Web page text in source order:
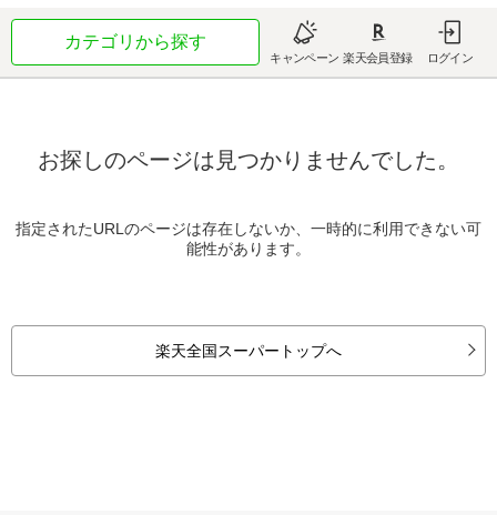
カテゴリから探す
キャンペーン 楽天会員登録 ログイン
お探しのページは見つかりませんでした。
指定されたURLのページは存在しないか、一時的に利用できない可
能性があります。
楽天全国スーパートップへ